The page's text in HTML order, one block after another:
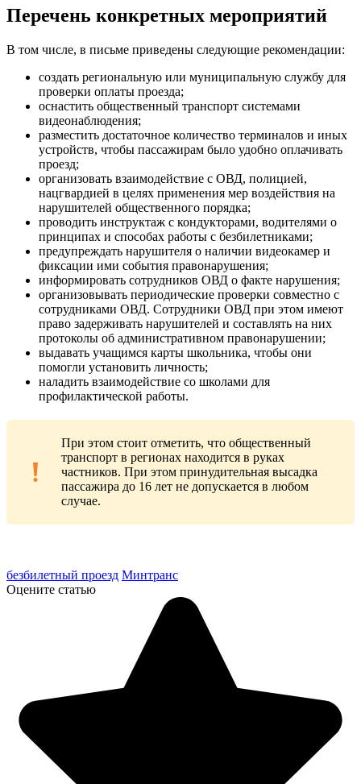
Перечень конкретных мероприятий
В том числе, в письме приведены следующие рекомендации:
создать региональную или муниципальную службу для
проверки оплаты проезда;
оснастить общественный транспорт системами
видеонаблюдения;
разместить достаточное количество терминалов и иных
устройств, чтобы пассажирам было удобно оплачивать
проезд;
организовать взаимодействие с ОВД, полицией,
нацгвардией в целях применения мер воздействия на
нарушителей общественного порядка;
проводить инструктаж с кондукторами, водителями о
принципах и способах работы с безбилетниками;
предупреждать нарушителя о наличии видеокамер и
фиксации ими события правонарушения;
информировать сотрудников ОВД о факте нарушения;
организовывать периодические проверки совместно с
сотрудниками ОВД. Сотрудники ОВД при этом имеют
право задерживать нарушителей и составлять на них
протоколы об административном правонарушении;
выдавать учащимся карты школьника, чтобы они
помогли установить личность;
наладить взаимодействие со школами для
профилактической работы.
При этом стоит отметить, что общественный
транспорт в регионах находится в руках
частников. При этом принудительная высадка
пассажира до 16 лет не допускается в любом
случае.
безбилетный проезд Минтранс
Оцените статью